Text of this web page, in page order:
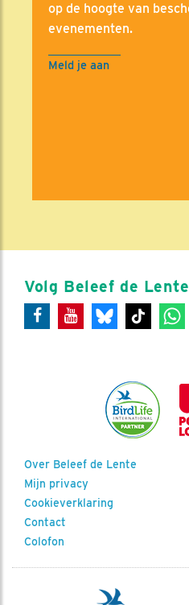
op de hoogte van
evenementen.
Meld je aan
Volg Beleef de Lente
Over Beleef de Lente
Mijn privacy
Cookieverklaring
Contact
Colofon